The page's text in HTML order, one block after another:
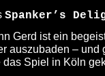
Spanker’s
Gerd ist ein
auszubaden –
Spiel in Köln